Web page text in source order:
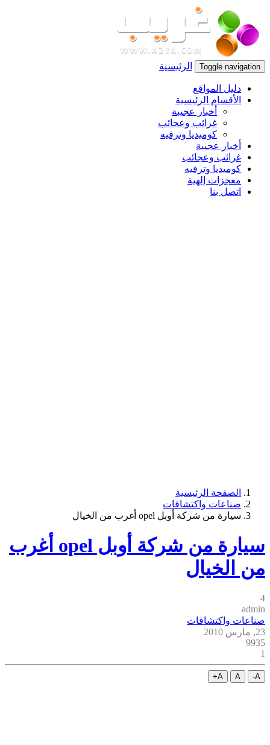
Toggle navigation الرئيسية
دليل المواقع
الأقسام الرئيسية
أخبار عجيبة
غرائب وعجائب
كوميديا وترفيه
أخبار عجيبة
غرائب وعجائب
كوميديا وترفيه
معجزات إلهية
اتصل بنا
الصفحة الرئيسية
صناعات واكتشافات
سيارة من شركة أوبل opel أغرب من الخيال
سيارة من شركة أوبل opel أغرب
من الخيال
4
admin
صناعات واكتشافات
23, مارس 2010
9935
1
A-
A
A+